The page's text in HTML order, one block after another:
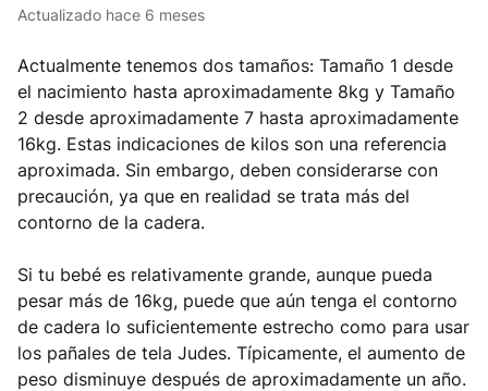
Actualizado hace 6 meses
Actualmente tenemos dos tamaños: Tamaño 1 desde
el nacimiento hasta aproximadamente 8kg y Tamaño
2 desde aproximadamente 7 hasta aproximadamente
16kg. Estas indicaciones de kilos son una referencia
aproximada. Sin embargo, deben considerarse con
precaución, ya que en realidad se trata más del
contorno de la cadera.
Si tu bebé es relativamente grande, aunque pueda
pesar más de 16kg, puede que aún tenga el contorno
de cadera lo suficientemente estrecho como para usar
los pañales de tela Judes. Típicamente, el aumento de
peso disminuye después de aproximadamente un año.